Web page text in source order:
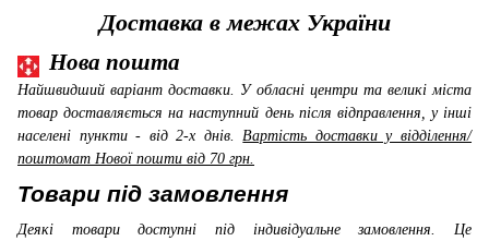
Доставка в межах України
Нова пошта
Найшвидший варіант доставки. У обласні центри та великі міста
товар доставляється на наступний день після відправлення, у інші
населені пункти - від 2-х днів. Вартість доставки у відділення/
поштомат Нової пошти від 70 грн.
Товари під замовлення
Деякі товари доступні під індивідуальне замовлення. Це